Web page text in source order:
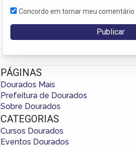
Concordo em tornar meu comentário
PÁGINAS
Dourados Mais
Prefeitura de Dourados
Sobre Dourados
CATEGORIAS
Cursos Dourados
Eventos Dourados